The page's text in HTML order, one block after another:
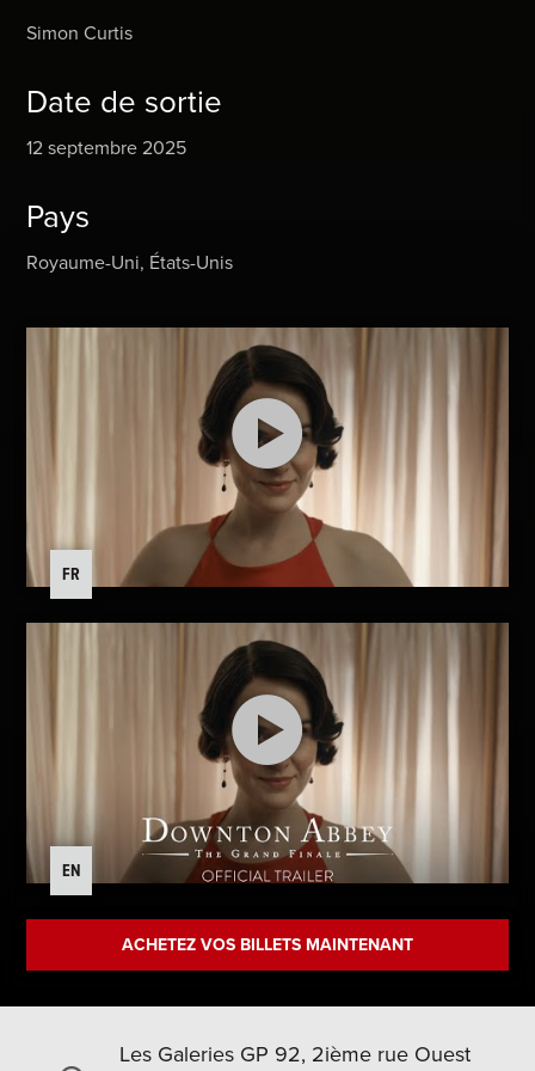
Simon Curtis
Date de sortie
12 septembre 2025
Pays
Royaume-Uni, États-Unis
FR
EN
ACHETEZ VOS BILLETS MAINTENANT
Les Galeries GP 92, 2ième rue Ouest